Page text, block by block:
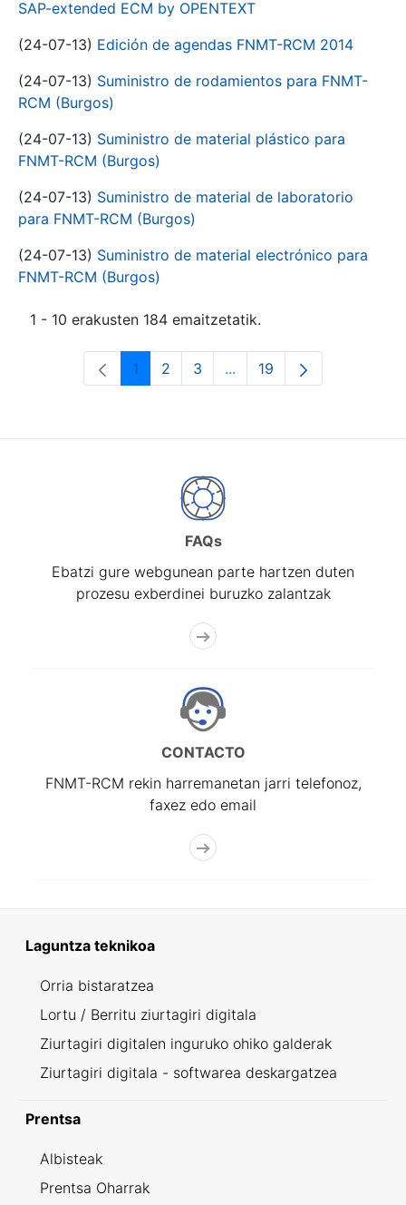
SAP-extended ECM by OPENTEXT
(24-07-13) Edición de agendas FNMT-RCM 2014
(24-07-13) Suministro de rodamientos para FNMT-
RCM (Burgos)
(24-07-13) Suministro de material plástico para
FNMT-RCM (Burgos)
(24-07-13) Suministro de material de laboratorio
para FNMT-RCM (Burgos)
(24-07-13) Suministro de material electrónico para
FNMT-RCM (Burgos)
1 - 10 erakusten 184 emaitzetatik.
Orrialdea
1 Orrialdea
2 Orrialdea
3 ...Intermediate Pages Use
Orrialdea
19
FAQs
Ebatzi gure webgunean parte hartzen duten
prozesu exberdinei buruzko zalantzak
CONTACTO
FNMT-RCM rekin harremanetan jarri telefonoz,
faxez edo email
Laguntza teknikoa
Orria bistaratzea
Lortu / Berritu ziurtagiri digitala
Ziurtagiri digitalen inguruko ohiko galderak
Ziurtagiri digitala - softwarea deskargatzea
Prentsa
Albisteak
Prentsa Oharrak